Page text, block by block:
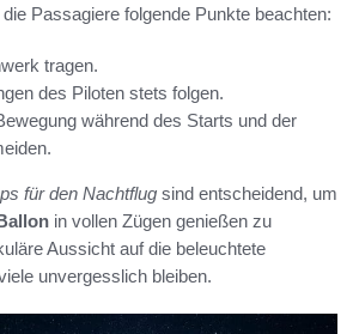
Passagiere folgende Punkte beachten:
tragen.
des Piloten stets folgen.
während des Starts und der
für den Nachtflug sind entscheidend, um
in vollen Zügen genießen zu
Aussicht auf die beleuchtete
unvergesslich bleiben.